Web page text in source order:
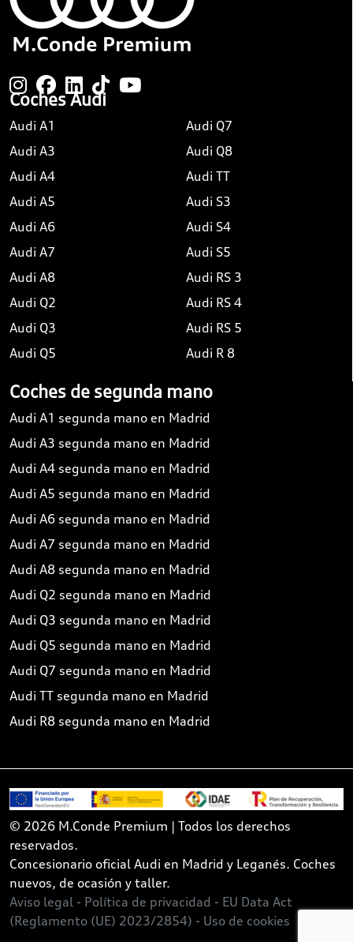
Coches Audi
Audi A1
Audi A3
Audi A4
Audi A5
Audi A6
Audi A7
Audi A8
Audi Q2
Audi Q3
Audi Q5
Audi Q7
Audi Q8
Audi TT
Audi S3
Audi S4
Audi S5
Audi RS 3
Audi RS 4
Audi RS 5
Audi R 8
Coches de segunda mano
Audi A1 segunda mano en Madrid
Audi A3 segunda mano en Madrid
Audi A4 segunda mano en Madrid
Audi A5 segunda mano en Madrid
Audi A6 segunda mano en Madrid
Audi A7 segunda mano en Madrid
Audi A8 segunda mano en Madrid
Audi Q2 segunda mano en Madrid
Audi Q3 segunda mano en Madrid
Audi Q5 segunda mano en Madrid
Audi Q7 segunda mano en Madrid
Audi TT segunda mano en Madrid
Audi R8 segunda mano en Madrid
© 2026 M.Conde Premium | Todos los derechos
reservados.
Concesionario oficial Audi en Madrid y Leganés. Coches
nuevos, de ocasión y taller.
Aviso legal - Política de privacidad - EU Data Act
(Reglamento (UE) 2023/2854) - Uso de cookies